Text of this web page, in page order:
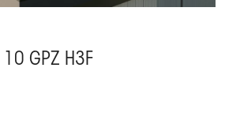
GPZ H3F